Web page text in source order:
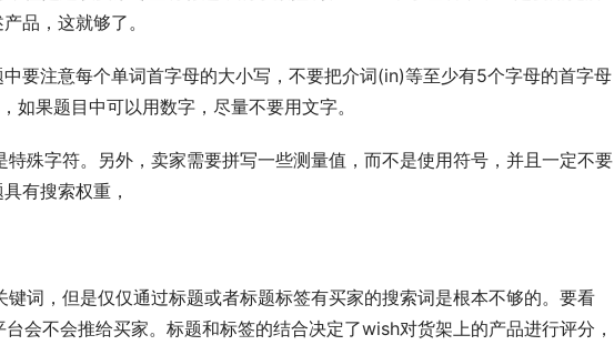
品，这就够了。
要注意每个单词首字母的大小写，不要把介词(in)等至少有5个字母的首字母
果题目中可以用数字，尽量不要用文字。
殊字符。另外，卖家需要拼写一些测量值，而不是使用符号，并且一定不要
有搜索权重，
词，但是仅仅通过标题或者标题标签有买家的搜索词是根本不够的。要看
会不会推给买家。标题和标签的结合决定了wish对货架上的产品进行评分，